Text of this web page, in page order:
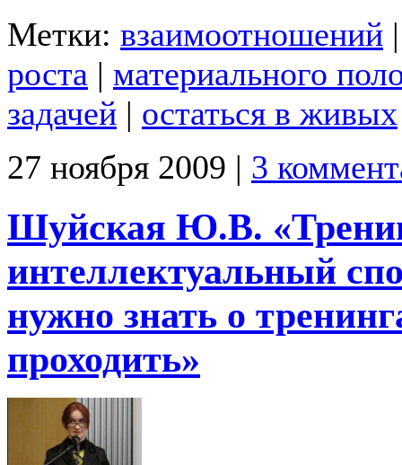
Метки: взаимоотношений
роста | материального
задачей | остаться в живых
27 ноября 2009 | 3
Шуйская Ю.В.
интеллектуальный
нужно знать о
проходить»